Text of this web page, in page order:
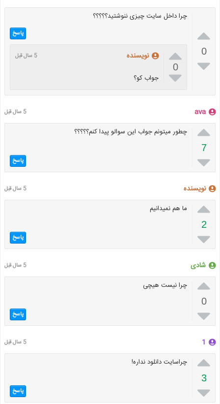

0

چرا داخل سایت چیزی ننوشتید؟؟؟؟؟
پاسخ

0

نویسنده 5 سال قبل
جواب کو؟
ava 5 سال قبل

7

چطور میتونم جواب این سوالو پیدا کنم؟؟؟؟؟
پاسخ
نویسنده 5 سال قبل

2

ما هم نمیدانیم
پاسخ
شادی 5 سال قبل

0

چرا نیست هیچی
پاسخ
1 5 سال قبل

3

چراسایت دانلود نداره!
پاسخ